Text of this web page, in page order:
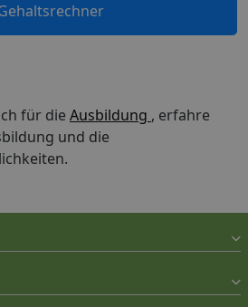
für die Ausbildung , erfahre
und die